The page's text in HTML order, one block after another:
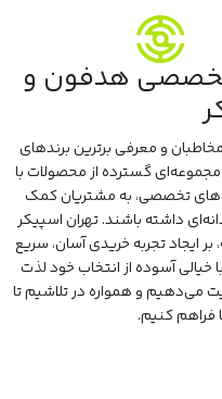
تخصصی هدفون و
و معرفی برترین برندهای
مجموعه‌ای گسترده از محصولات با
تخصصی، به مشتریان کمک
داشته باشند. تهران اسپیکر
ایجاد تجربه خریدی آسان، سریع
خیالی آسوده از انتخاب خود لذت
می‌دهیم و همواره در تلاشیم تا
فراهم کنیم.